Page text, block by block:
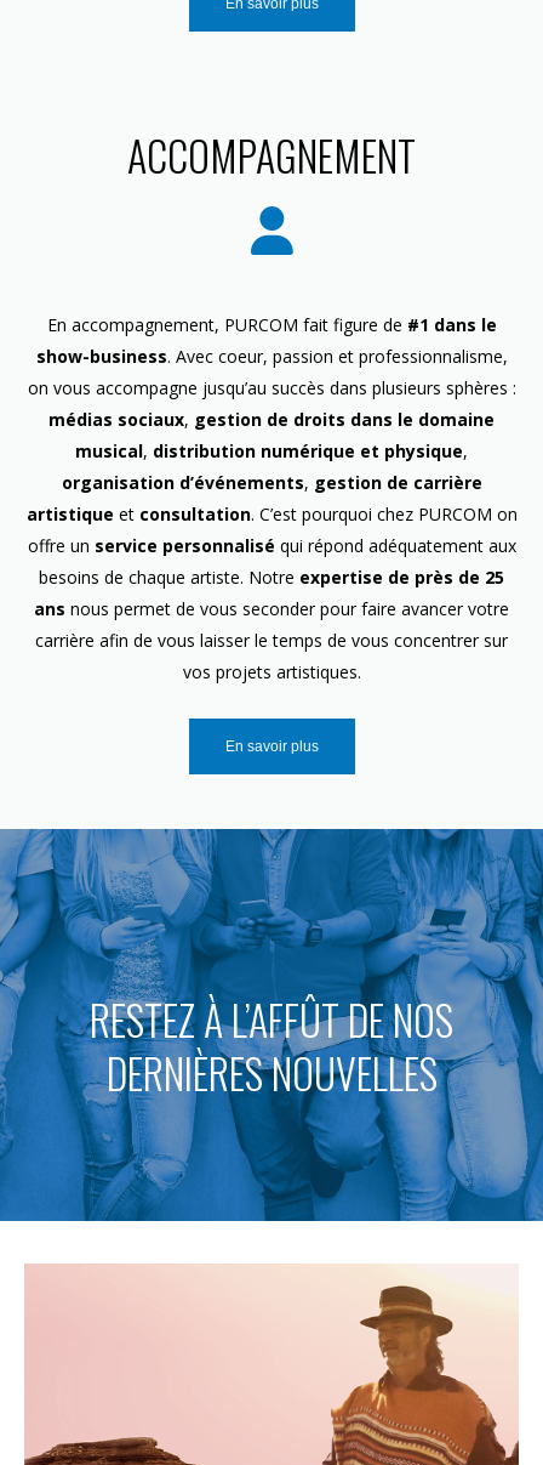
En savoir plus
ACCOMPAGNEMENT
En accompagnement, PURCOM fait figure de #1 dans le
show-business. Avec coeur, passion et professionnalisme,
on vous accompagne jusqu’au succès dans plusieurs sphères :
médias sociaux, gestion de droits dans le domaine
musical, distribution numérique et physique,
organisation d’événements, gestion de carrière
artistique etconsultation. C’est pourquoi chez PURCOM on
offre un service personnalisé qui répond adéquatement aux
besoins de chaque artiste. Notre expertise de près de 25
ans nous permet de vous seconder pour faire avancer votre
carrière afin de vous laisser le temps de vous concentrer sur
vos projets artistiques.
En savoir plus
RESTEZ À L’AFFÛT DE NOS
DERNIÈRES NOUVELLES